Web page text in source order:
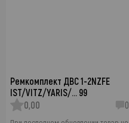
Ремкомплект ДВС 1-2NZFE
IST/VITZ/YARIS/… 99
0,00
0